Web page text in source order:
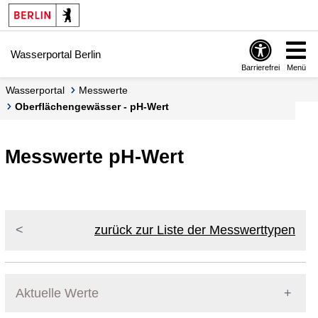
Springe zur Navigation
Springe zum Inhalt
Wasserportal Berlin
Barrierefrei Menü
Wasserportal
Messwerte
Oberflächengewässer - pH-Wert
Messwerte pH-Wert
zurück zur Liste der Messwerttypen
Aktuelle Werte